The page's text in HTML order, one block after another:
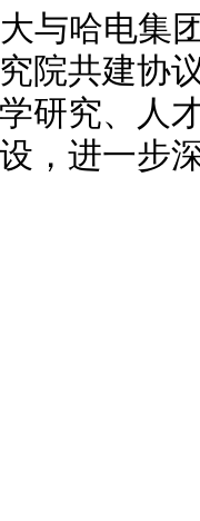
与哈电集
院共建协
研究、人
，进一步